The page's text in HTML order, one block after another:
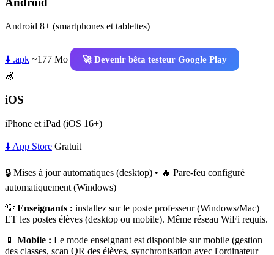
Android 8+ (smartphones et tablettes)
⬇️ .apk ~177 Mo
🚀 Devenir bêta testeur Google Play
🍏
iOS
iPhone et iPad (iOS 16+)
⬇️ App Store Gratuit
🔒 Mises à jour automatiques (desktop) • 🔥 Pare-feu configuré
automatiquement (Windows)
💡 Enseignants : installez sur le poste professeur (Windows/Mac)
ET les postes élèves (desktop ou mobile). Même réseau WiFi requis.
📱 Mobile : Le mode enseignant est disponible sur mobile (gestion
des classes, scan QR des élèves, synchronisation avec l'ordinateur